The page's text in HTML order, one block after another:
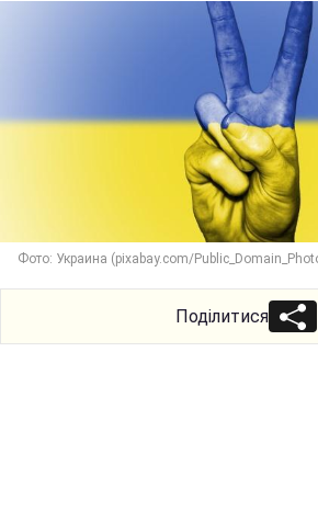
Фото: Украина (pixabay.com/
Поділитися